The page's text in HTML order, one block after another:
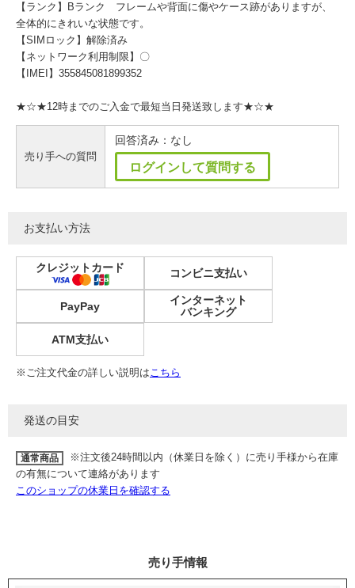
【ランク】Bランク フレームや背面に傷やケース跡がありますが、
全体的にきれいな状態です。
【SIMロック】解除済み
【ネットワーク利用制限】〇
【IMEI】355845081899352
★☆★12時までのご入金で最短当日発送致します★☆★
売り手への質問
回答済み：なし
ログインして質問する
お支払い方法
クレジットカード コンビニ支払い
PayPay
インターネット
バンキング
ATM支払い
※ご注文代金の詳しい説明はこちら
発送の目安
通常商品
※注文後24時間以内（休業日を除く）に売り手様から在庫
の有無について連絡があります
このショップの休業日を確認する
売り手情報